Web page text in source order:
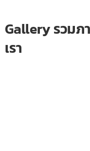
Gallery รวม
เรา